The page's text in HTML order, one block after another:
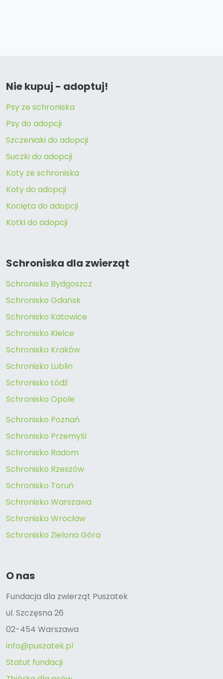
Nie kupuj - adoptuj!
Psy ze schroniska
Psy do adopcji
Szczeniaki do adopcji
Suczki do adopcji
Koty ze schroniska
Koty do adopcji
Kocięta do adopcji
Kotki do adopcji
Schroniska dla zwierząt
Schronisko Bydgoszcz
Schronisko Gdańsk
Schronisko Katowice
Schronisko Kielce
Schronisko Kraków
Schronisko Lublin
Schronisko Łódź
Schronisko Opole
Schronisko Poznań
Schronisko Przemyśl
Schronisko Radom
Schronisko Rzeszów
Schronisko Toruń
Schronisko Warszawa
Schronisko Wrocław
Schronisko Zielona Góra
O nas
Fundacja dla zwierząt Puszatek
ul. Szczęsna 26
02-454 Warszawa
info@puszatek.pl
Statut fundacji